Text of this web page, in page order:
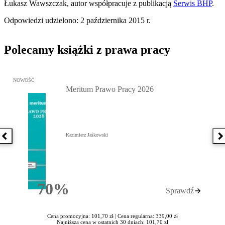
Łukasz Wawszczak, autor współpracuje z publikacją Serwis BHP.
Odpowiedzi udzielono: 2 października 2015 r.
Polecamy książki z prawa pracy
Poprzednia książka
Przejdź do: Meritum Prawo Pracy 2026, Kazimierz Jaśkowski -
NOWOŚĆ
70%Rabatu
Meritum Prawo Pracy 2026
Kazimierz Jaśkowski
Sprawdź
Cena promocyjna: 101,70 zł | Cena regularna: 339,00 zł
Najniższa cena w ostatnich 30 dniach: 101,70 zł